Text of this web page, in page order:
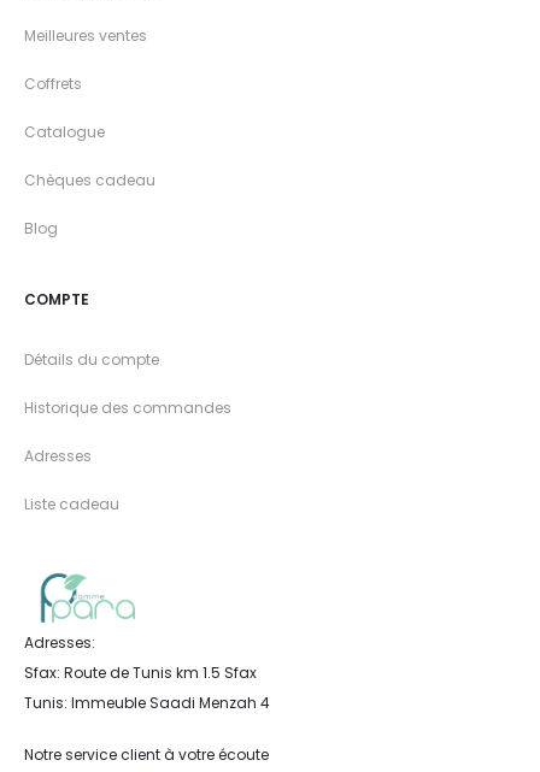
Meilleures ventes
Coffrets
Catalogue
Chèques cadeau
Blog
COMPTE
Détails du compte
Historique des commandes
Adresses
Liste cadeau
Adresses:
Sfax: Route de Tunis km 1.5 Sfax
Tunis: Immeuble Saadi Menzah 4
Notre service client à votre écoute